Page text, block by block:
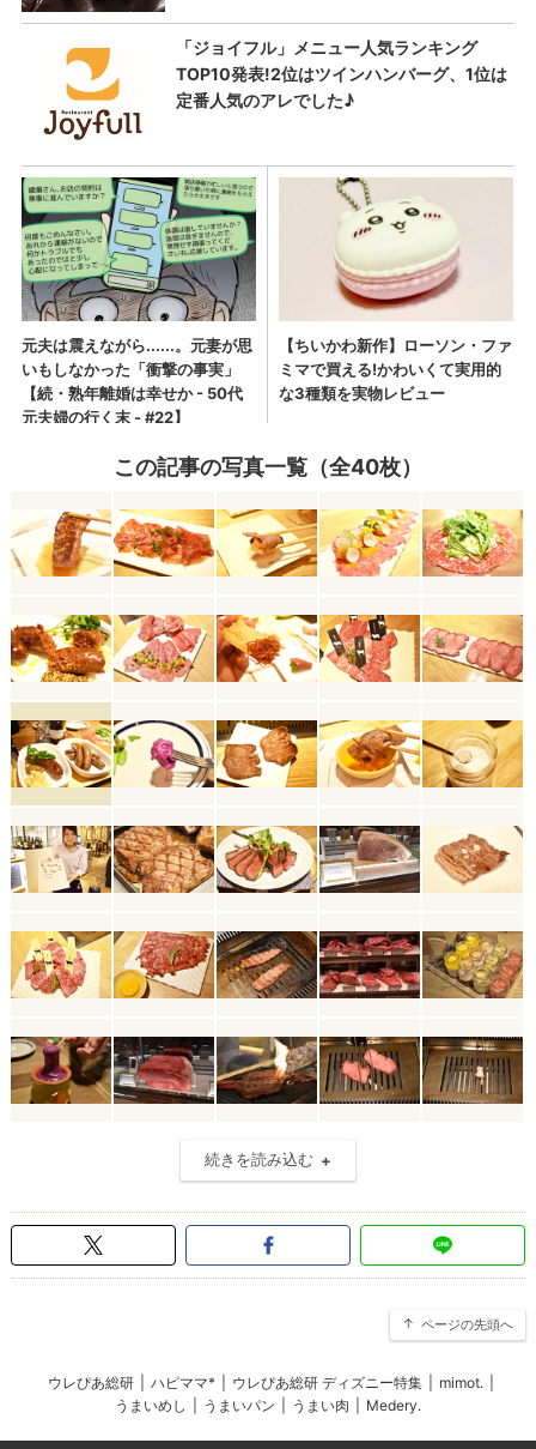
この記事の写真一覧（全40枚）
続きを読み込む
ページの先頭へ
ウレぴあ総研 ハピママ* ウレぴあ総研 ディズニー特集 mimot.
うまいめし
うまいパン うまい肉 Medery.